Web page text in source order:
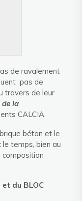
de ravalement
pas de
travers de leur
de la
CALCIA.
béton et le
le temps, bien au
composition
du BLOC